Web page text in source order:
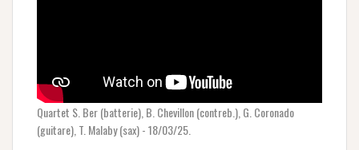
Quartet S. Ber (batterie), B. Chevillon (contreb.), G. Coronado
(guitare), T. Malaby (sax) - 18/03/25.